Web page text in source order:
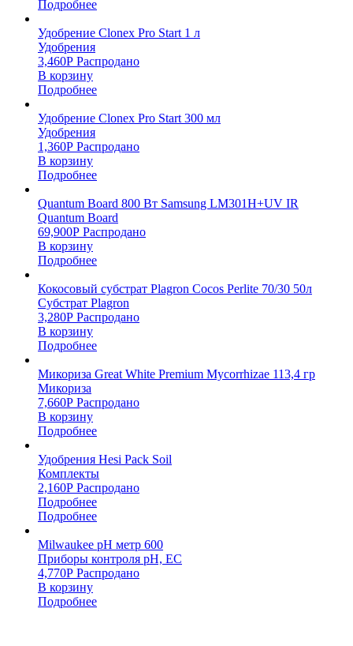
Подробнее
Удобрение Clonex Pro Start 1 л
Удобрения
3,460Р Распродано
В корзину
Подробнее
Удобрение Clonex Pro Start 300 мл
Удобрения
1,360Р Распродано
В корзину
Подробнее
Quantum Board 800 Вт Samsung LM301H+UV IR
Quantum Board
69,900Р Распродано
В корзину
Подробнее
Кокосовый субстрат Plagron Cocos Perlite 70/30 50л
Субстрат Plagron
3,280Р Распродано
В корзину
Подробнее
Микориза Great White Premium Mycorrhizae 113,4 гр
Микориза
7,660Р Распродано
В корзину
Подробнее
Удобрения Hesi Pack Soil
Комплекты
2,160Р Распродано
Подробнее
Подробнее
Milwaukee pH метр 600
Приборы контроля pH, EC
4,770Р Распродано
В корзину
Подробнее